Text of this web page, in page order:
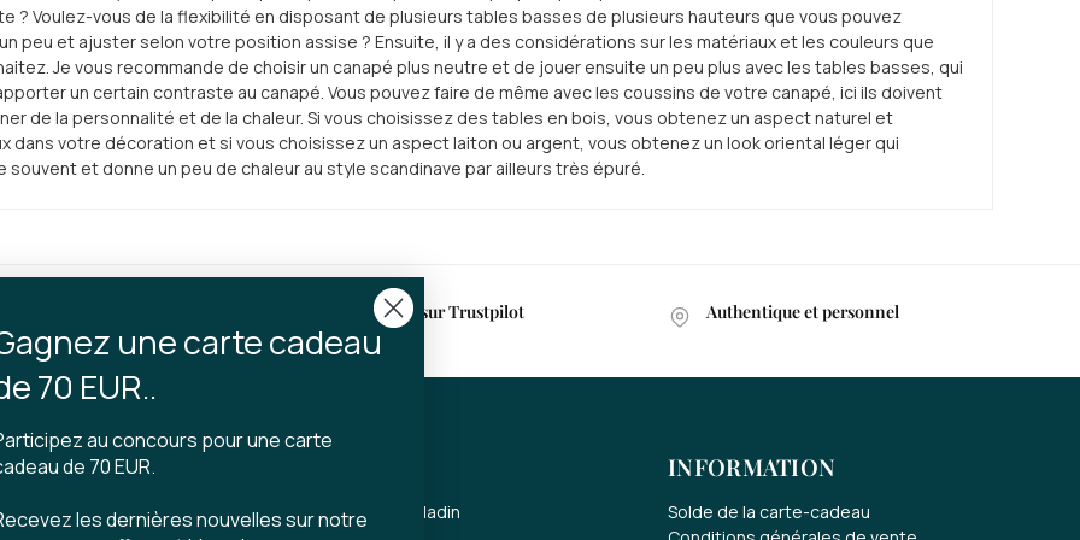
? Voulez-vous de la flexibilité en disposant de plusieurs tables basses de plusieurs hauteurs que vous pouvez
peu et ajuster selon votre position assise ? Ensuite, il y a des considérations sur les matériaux et les couleurs que
Je vous recommande de choisir un canapé plus neutre et de jouer ensuite un peu plus avec les tables basses, qui
un certain contraste au canapé. Vous pouvez faire de même avec les coussins de votre canapé, ici ils doivent
de la personnalité et de la chaleur. Si vous choisissez des tables en bois, vous obtenez un aspect naturel et
dans votre décoration et si vous choisissez un aspect laiton ou argent, vous obtenez un look oriental léger qui
souvent et donne un peu de chaleur au style scandinave par ailleurs très épuré.
un délai de 2 à 4 jours ouvrés
Note de 4,9 sur Trustpilot Authentique et personnel
À propos de Tibladin
INFORMATION
Solde de la carte-cadeau
une carte cadeau
70 EUR..
au concours pour une carte
de 70 EUR.
les dernières nouvelles sur notre